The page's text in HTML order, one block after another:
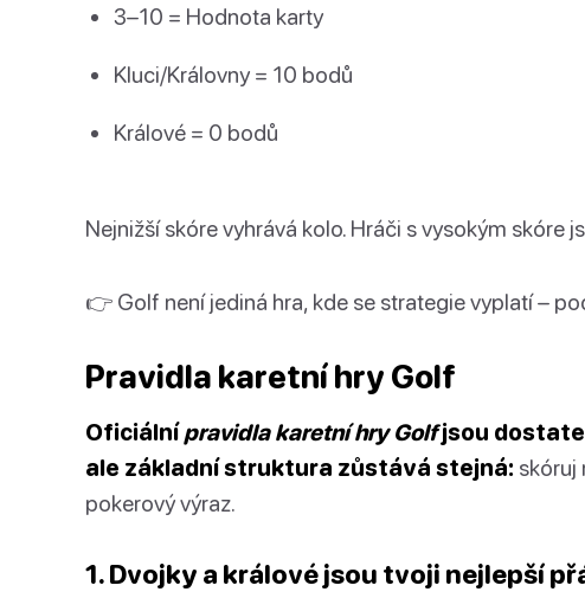
3–10 = Hodnota karty
Kluci/Královny = 10 bodů
Králové = 0 bodů
Nejnižší skóre vyhrává kolo. Hráči s vysokým skóre
👉 Golf není jediná hra, kde se strategie vyplatí –
Pravidla karetní hry Golf
Oficiálnípravidla karetní hry Golfjsou
ale základní struktura zůstává stejná: skóruj
pokerový výraz.
1. Dvojky a králové jsou tvoji nejlepší